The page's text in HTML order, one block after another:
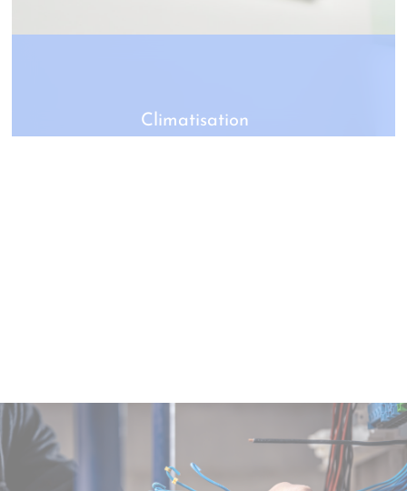
Climatisation